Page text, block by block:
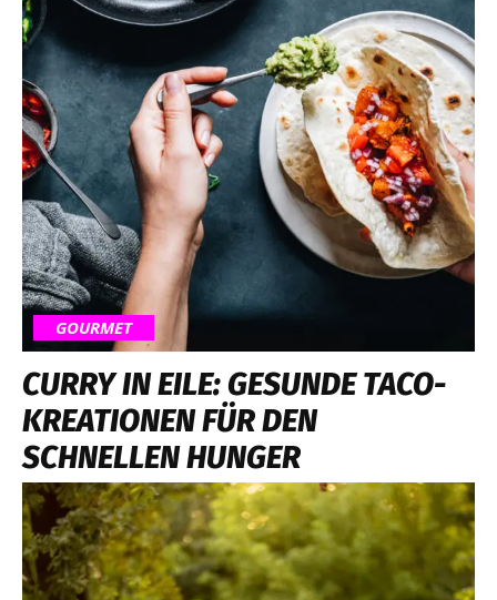
GOURMET
CURRY IN EILE: GESUNDE TACO-
KREATIONEN FÜR DEN
SCHNELLEN HUNGER